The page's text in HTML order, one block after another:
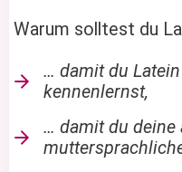
Warum solltest du
… damit du
kennenlernst,
… damit du deine